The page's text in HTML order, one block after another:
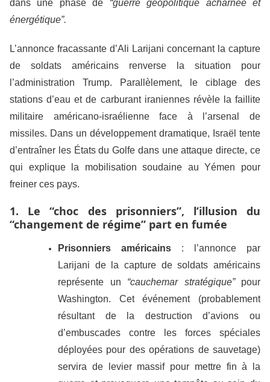
dans une phase de “guerre géopolitique acharnée et
énergétique”.
L’annonce fracassante d’Ali Larijani concernant la capture
de soldats américains renverse la situation pour
l’administration Trump. Parallèlement, le ciblage des
stations d’eau et de carburant iraniennes révèle la faillite
militaire américano-israélienne face à l’arsenal de
missiles. Dans un développement dramatique, Israël tente
d’entraîner les États du Golfe dans une attaque directe, ce
qui explique la mobilisation soudaine au Yémen pour
freiner ces pays.
1. Le “choc des prisonniers”, l’illusion du
“changement de régime” part en fumée
Prisonniers américains : l’annonce par
Larijani de la capture de soldats américains
représente un “cauchemar stratégique”pour
Washington. Cet événement (probablement
résultant de la destruction d’avions ou
d’embuscades contre les forces spéciales
déployées pour des opérations de sauvetage)
servira de levier massif pour mettre fin à la